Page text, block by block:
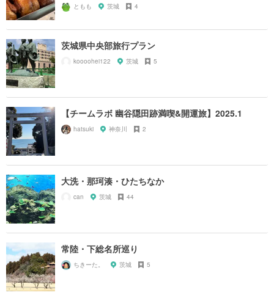
ともも 茨城 4
茨城県中央部旅行プラン
koooohei122 茨城 5
【チームラボ 幽谷隠田跡満喫&開運旅】2025.1
hatsuki 神奈川 2
大洗・那珂湊・ひたちなか
can 茨城 44
常陸・下総名所巡り
ちきーた。 茨城 5